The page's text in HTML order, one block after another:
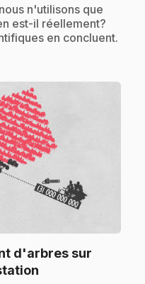
n'utilisons que
est-il réellement?
en concluent.
d'arbres sur